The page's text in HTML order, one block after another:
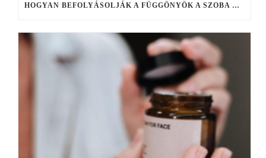
HOGYAN BEFOLYÁSOLJÁK A FÜGGÖNYÖK A SZOBA HANGULATÁT?